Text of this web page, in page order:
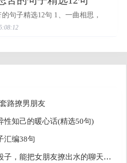
句子精选12句 1、一曲相思，
伊人何处？流光容易把人抛，
路撩男朋友
性知己的暖心话(精选50句)
汇编38句
友撩出水的聊天污到你那里滴水的句子文章